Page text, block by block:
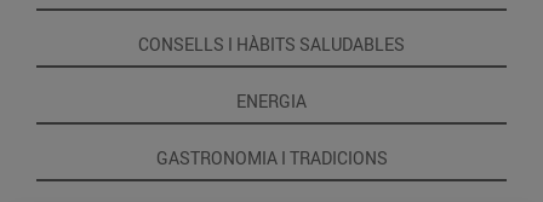
CONSELLS I HÀBITS SALUDABLES
ENERGIA
GASTRONOMIA I TRADICIONS